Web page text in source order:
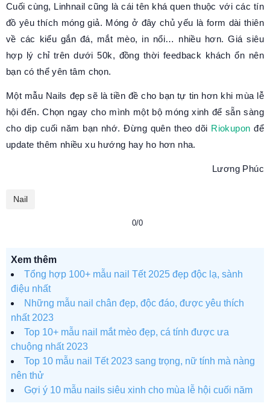
Cuối cùng, Linhnail cũng là cái tên khá quen thuộc với các tín
đồ yêu thích móng giả. Móng ở đây chủ yếu là form dài thiên
về các kiểu gắn đá, mắt mèo, in nổi… nhiều hơn. Giá siêu
hợp lý chỉ trên dưới 50k, đồng thời feedback khách ổn nên
bạn có thể yên tâm chọn.
Một mẫu Nails đẹp sẽ là tiền đề cho bạn tự tin hơn khi mùa lễ
hội đến. Chọn ngay cho mình một bộ móng xinh để sẵn sàng
cho dịp cuối năm bạn nhớ. Đừng quên theo dõi Riokupon để
update thêm nhiều xu hướng hay ho hơn nha.
Lương Phúc
Nail
0/0
Xem thêm
Tổng hợp 100+ mẫu nail Tết 2025 đẹp độc lạ, sành
điệu nhất
Những mẫu nail chân đẹp, độc đáo, được yêu thích
nhất 2023
Top 10+ mẫu nail mắt mèo đẹp, cá tính được ưa
chuộng nhất 2023
Top 10 mẫu nail Tết 2023 sang trọng, nữ tính mà nàng
nên thử
Gợi ý 10 mẫu nails siêu xinh cho mùa lễ hội cuối năm